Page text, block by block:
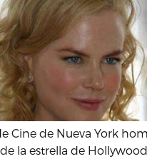
Cine de Nueva York
la estrella de